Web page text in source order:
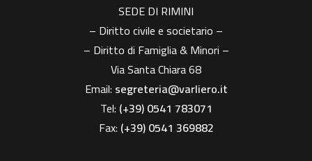
SEDE DI RIMINI
– Diritto civile e societario –
– Diritto di Famiglia & Minori –
Via Santa Chiara 68
Email: segreteria@varliero.it
Tel: (+39) 0541 783071
Fax: (+39)0541 369882